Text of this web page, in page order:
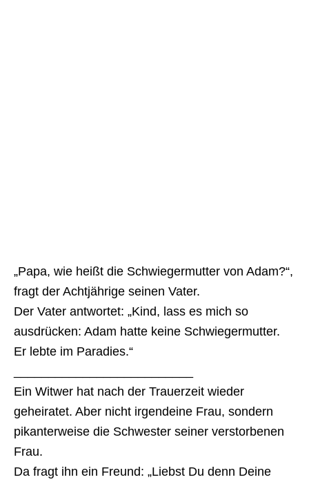
„Papa, wie heißt die Schwiegermutter von Adam?“,
fragt der Achtjährige seinen Vater.
Der Vater antwortet: „Kind, lass es mich so
ausdrücken: Adam hatte keine Schwiegermutter.
Er lebte im Paradies.“
Ein Witwer hat nach der Trauerzeit wieder
geheiratet. Aber nicht irgendeine Frau, sondern
pikanterweise die Schwester seiner verstorbenen
Frau.
Da fragt ihn ein Freund: „Liebst Du denn Deine